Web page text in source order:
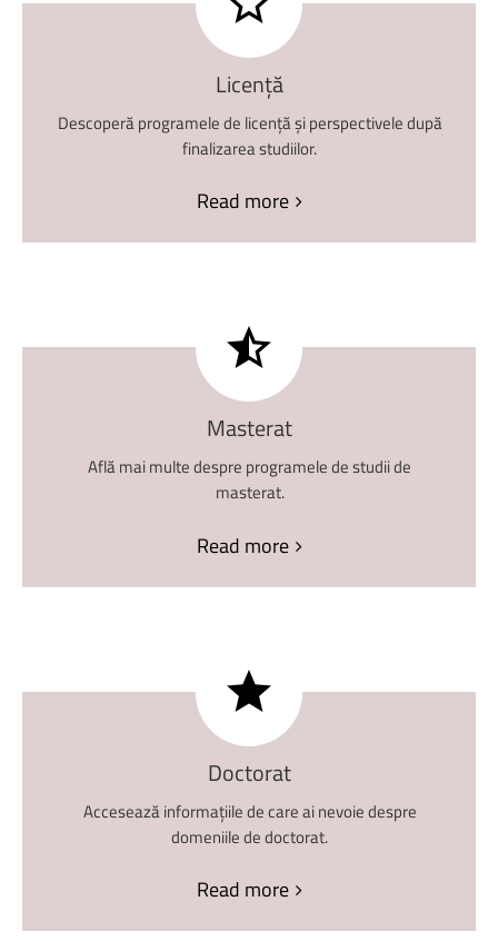
Licență
Descoperă programele de licență și perspectivele după
finalizarea studiilor.
Read more
Masterat
Află mai multe despre programele de studii de
masterat.
Read more
Doctorat
Accesează informațiile de care ai nevoie despre
domeniile de doctorat.
Read more